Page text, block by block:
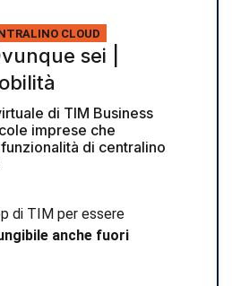
CLOUD
sei |
di TIM Business
imprese che
di centralino
di TIM per essere
anche fuori